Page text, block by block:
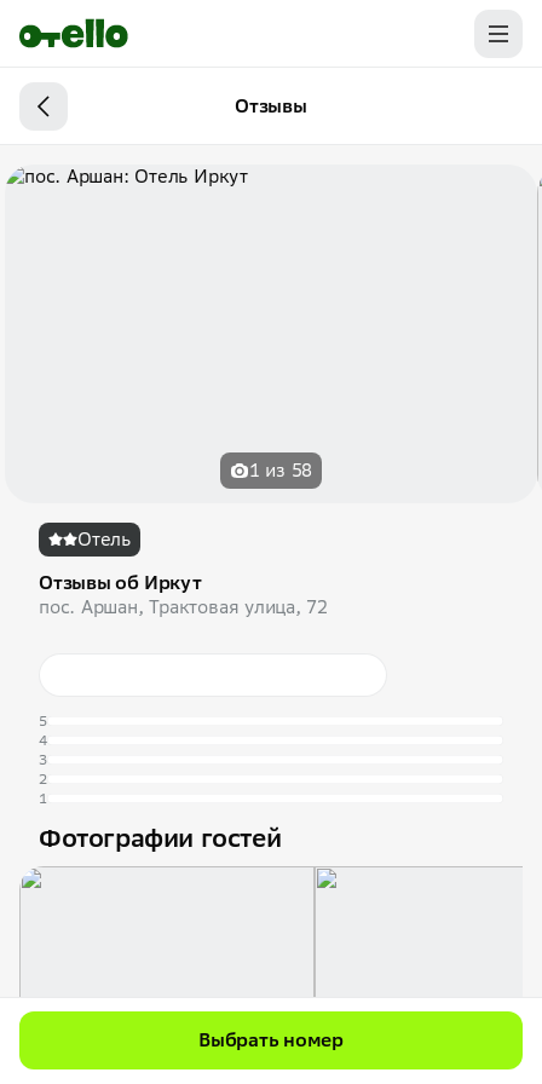
Отзывы
1 из 58
Отель
Отзывы об Иркут
пос. Аршан, Трактовая улица, 72
5
4
3
2
1
Фотографии гостей
Выбрать номер